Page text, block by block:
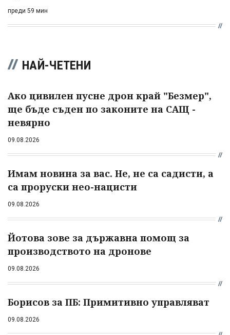
преди 59 мин
НАЙ-ЧЕТЕНИ
Ако цивилен пусне дрон край "Безмер",
ще бъде съден по законите на САЩ -
невярно
09.08.2026
Имам новина за вас. Не, не са садисти, а
са проруски нео-нацисти
09.08.2026
Йотова зове за държавна помощ за
производството на дронове
09.08.2026
Борисов за ПБ: Примитивно управляват
09.08.2026